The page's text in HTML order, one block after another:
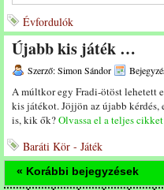
Évfordulók
Újabb kis játék …
Szerző: Simon Sándor
A múltkor egy Fradi-ötöst lehetett
kis játékot. Jöjjön az újabb
is, kik ők?Olvassa el a teljes
Baráti Kör - Játék
« Korábbi bejegyzések